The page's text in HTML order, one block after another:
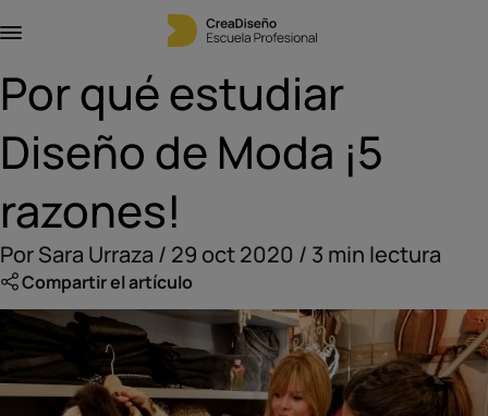
Por qué estudiar
Diseño de Moda ¡5
razones!
Por Sara Urraza / 29 oct 2020 / 3 min lectura
Compartir el artículo